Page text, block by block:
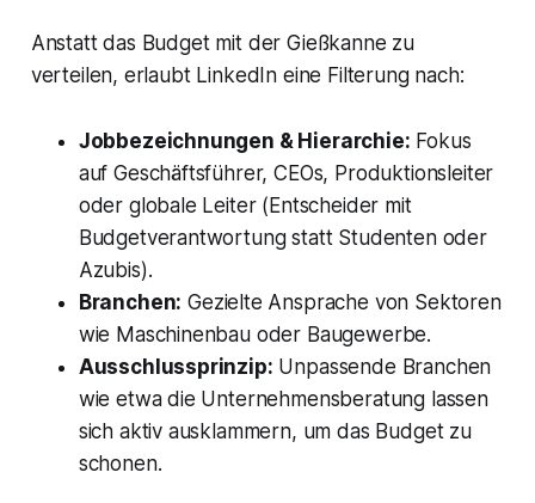
Anstatt das Budget mit der Gießkanne zu
verteilen, erlaubt LinkedIn eine Filterung nach:
Jobbezeichnungen & Hierarchie: Fokus
auf Geschäftsführer, CEOs, Produktionsleiter
oder globale Leiter (Entscheider mit
Budgetverantwortung statt Studenten oder
Azubis).
Branchen: Gezielte Ansprache von Sektoren
wie Maschinenbau oder Baugewerbe.
Ausschlussprinzip: Unpassende Branchen
wie etwa die Unternehmensberatung lassen
sich aktiv ausklammern, um das Budget zu
schonen.